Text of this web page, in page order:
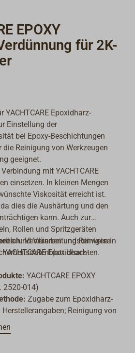
EPOXY
für 2K-
YACHTCARE Epoxidharz-
Einstellung der
bei Epoxy-Beschichtungen
Reinigung von Werkzeugen
geeignet.
mit YACHTCARE
einsetzen. In kleinen Mengen
Viskosität erreicht ist.
dies die Aushärtung und den
kann. Auch zur
Rollen und Spritzgeräten
und Verarbeitungshinweise
beachten.
Verdünnen und Reinigen in
Epoxidharz-
YACHTCARE EPOXY
2520-014)
Zugabe zum Epoxidharz-
Reinigung von
Ausspülen mit Verdünner